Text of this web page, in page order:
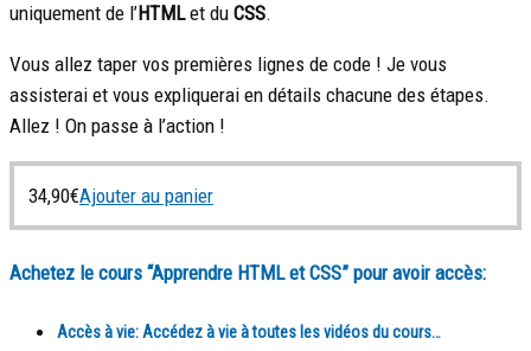
uniquement de l’HTMLet du CSS.
Vous allez taper vos premières lignes de code ! Je vous
assisterai et vous expliquerai en détails chacune des étapes.
Allez ! On passe à l’action !
34,90€Ajouter au panier
Achetez le cours “Apprendre HTML et CSS” pour avoir accès:
Accès à vie:Accédez à vie à toutes les vidéos du cours…